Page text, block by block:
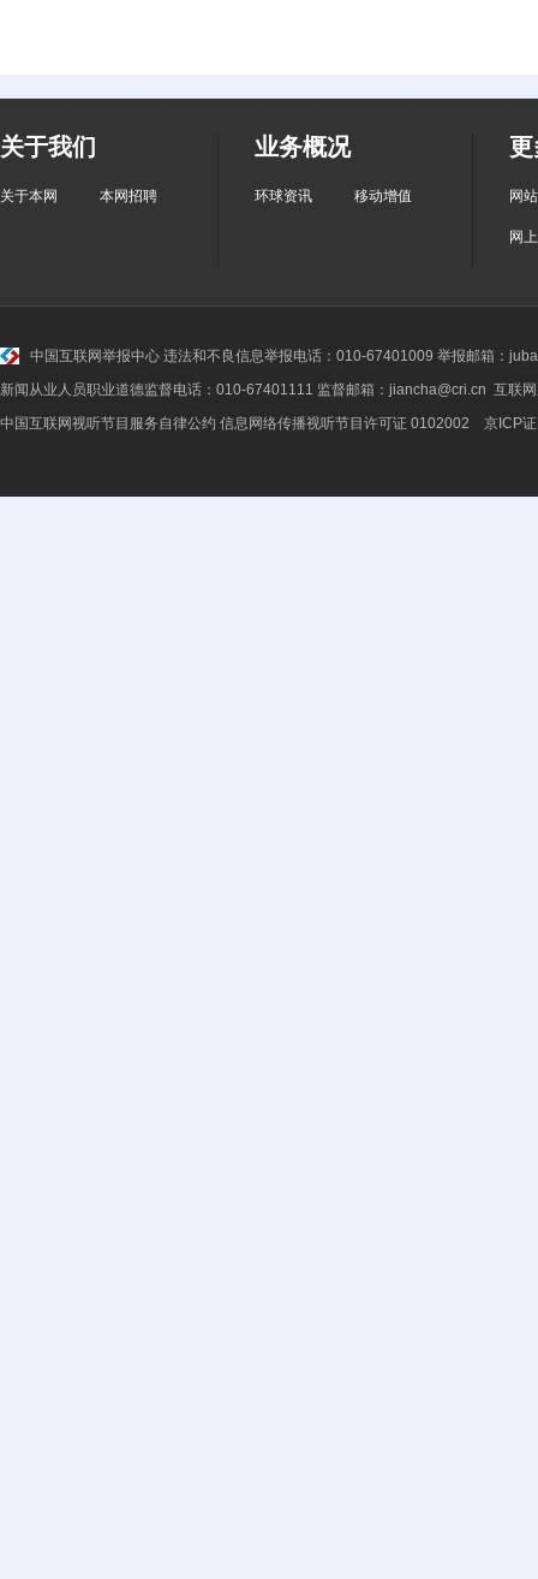
关于我们
关于本网 本网招聘
业务概况
环球资讯 移动增值 网
网
中国互联网举报中心 违法和不良信息举报电话：010-67401009 举报邮箱：
新闻从业人员职业道德监督电话：010-67401111 监督邮箱：jiancha@cri.cn 互联
中国互联网视听节目服务自律公约 信息网络传播视听节目许可证 0102002 京ICP